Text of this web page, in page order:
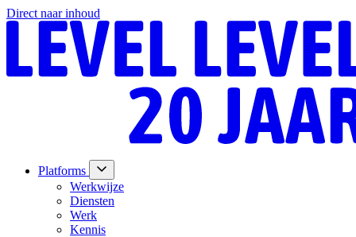
Direct naar inhoud
Platforms
Werkwijze
Diensten
Werk
Kennis